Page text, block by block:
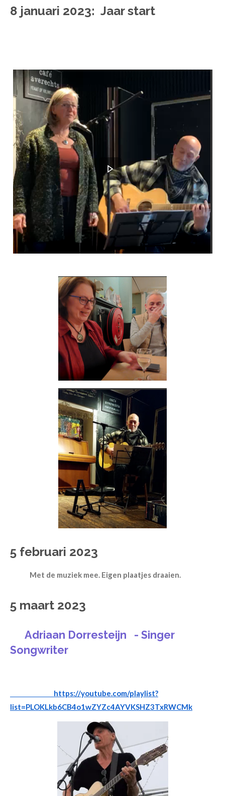
8 januari 2023: Jaar start
5 februari 2023
Met de muziek mee. Eigen plaatjes draaien.
5 maart 2023
Adriaan Dorresteijn - Singer
Songwriter
https://youtube.com/playlist?
list=PLOKLkb6CB4o1wZYZc4AYVKSHZ3TxRWCMk